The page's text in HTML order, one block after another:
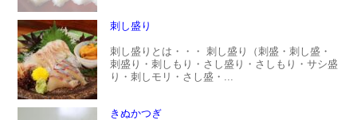
刺し盛り
刺し盛りとは・・・ 刺し盛り（刺盛・刺し盛・
刺盛り・刺しもり・さし盛り・さしもり・サシ盛
り・刺しモリ・さし盛・...
きぬかつぎ